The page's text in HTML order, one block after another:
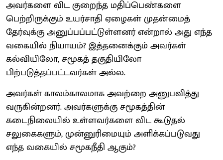
அவர்களை விட குறைந்த மதிப்பெண்களை
பெற்றிருக்கும் உயர்சாதி ஏழைகள் முதன்மைத்
தேர்வுக்கு அனுப்பப்பட்டுள்ளனர் என்றால் அது எந்த
வகையில் நியாயம்? இத்தனைக்கும் அவர்கள்
கல்வியிலோ, சமூகத் தகுதியிலோ
பிற்படுத்தப்பட்டவர்கள் அல்ல.
அவர்கள் காலம்காலமாக அவற்றை அனுபவித்து
வருகின்றனர். அவர்களுக்கு சமூகத்தின்
கடைநிலையில் உள்ளவர்களை விட கூடுதல்
சலுகைகளும், முன்னுரிமையும் அளிக்கப்படுவது
எந்த வகையில் சமூகநீதி ஆகும்?